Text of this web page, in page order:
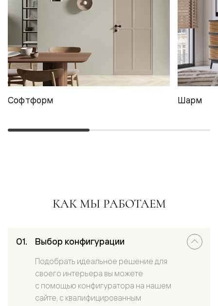
Софтформ Шарм
КАК МЫ РАБОТАЕМ
Выбор конфигурации
Подобрать идеальное решение для
своего интерьера вы можете
с помощью конфигуратора на нашем
сайте, с квалифицированным